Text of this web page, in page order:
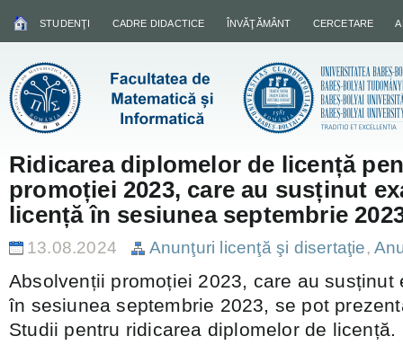
STUDENŢI CADRE DIDACTICE ÎNVĂŢĂMÂNT CERCETARE
Ridicarea diplomelor de licență
promoției 2023, care au susținut
licență în sesiunea septembrie
13.08.2024 Anunţuri licenţă şi disertaţie,
Absolvenții promoției 2023, care au susținut
în sesiunea septembrie 2023, se pot
Studii pentru ridicarea diplomelor de licență.